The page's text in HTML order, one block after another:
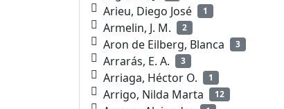
Arieu, Diego José 1
Armelin, J. M. 2
Aron de Eilberg, Blanca 3
Arrarás, E. A. 3
Arriaga, Héctor O. 1
Arrigo, Nilda Marta 12